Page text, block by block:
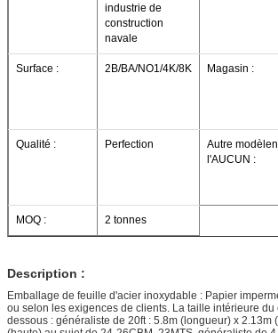
industrie de
construction
navale
Surface : 2B/BA/NO1/4K/8K Magasin :
Qualité : Perfection
Autre
l'AUCUN :
MOQ : 2 tonnes
Description :
Emballage de feuille d'acier inoxydable : Papier
ou selon les exigences de clients. La taille intérieure du
dessous : généraliste de 20ft : 5.8m (longueur) x 2.13m